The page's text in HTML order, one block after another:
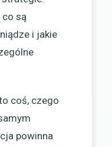
co są
i jakie
coś, czego
powinna